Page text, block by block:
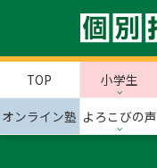
TOP 小学生
オンライン塾 よろこびの声